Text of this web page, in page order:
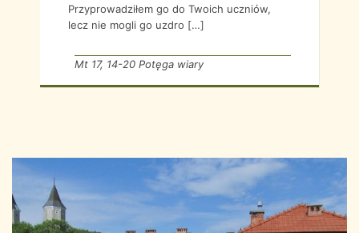
Przyprowadziłem go do Twoich uczniów,
lecz nie mogli go uzdro […]
Mt 17, 14-20 Potęga wiary